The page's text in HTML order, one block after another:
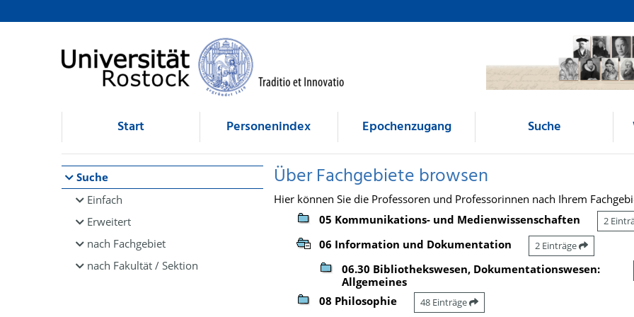
Browsen
direkt zum Inhalt
Start Personenindex Epochenzugang Suche
Suche
Einfach
Erweitert
nach Fachgebiet
nach Fakultät / Sektion
Über Fachgebiete browsen
Hier können Sie die Professoren und Professorinnen nach Ihrem
05 Kommunikations- und Medienwissenschaften
2
06 Information und Dokumentation 2 Einträge
06.30 Bibliothekswesen, Dokumentationswesen:
Allgemeines
08 Philosophie
48 Einträge